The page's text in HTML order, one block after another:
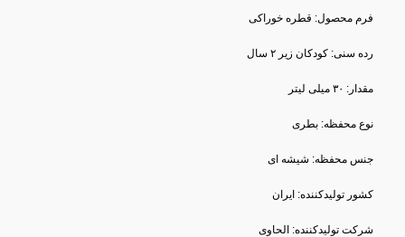
فرم محصول: قطره خوراکی
رده سنی: کودکان زیر ۲ سال
مقدار: ۳۰ میلی لیتر
نوع محفظه: بطری
جنس محفظه: شیشه ای
کشور تولید‎کننده: ایران
شرکت تولید‎کننده: الحاوی